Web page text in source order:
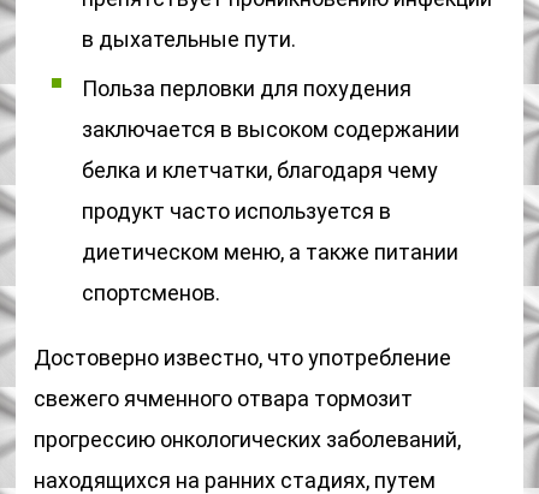
в дыхательные пути.
Польза перловки для похудения
заключается в высоком содержании
белка и клетчатки, благодаря чему
продукт часто используется в
диетическом меню, а также питании
спортсменов.
Достоверно известно, что употребление
свежего ячменного отвара тормозит
прогрессию онкологических заболеваний,
находящихся на ранних стадиях, путем